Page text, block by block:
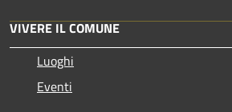
VIVERE IL COMUNE
Luoghi
Eventi